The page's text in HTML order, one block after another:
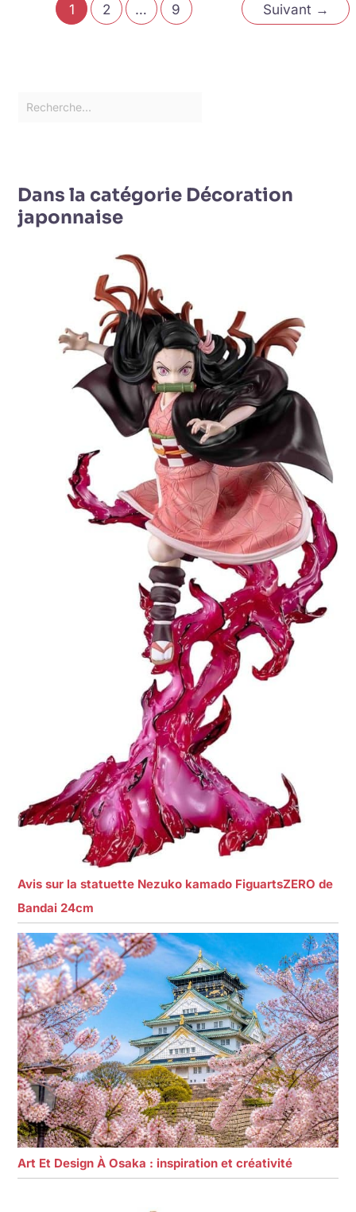
1 2 … 9 Suivant →
Dans la catégorie Décoration
japonnaise
Avis sur la statuette Nezuko kamado FiguartsZERO de
Bandai 24cm
Art Et Design À Osaka : inspiration et créativité